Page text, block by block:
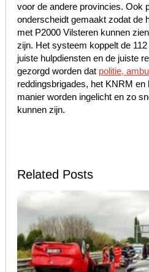
voor de andere provincies. Ook
onderscheidt gemaakt zodat de
met P2000 Vilsteren kunnen
zijn. Het systeem koppelt de
juiste hulpdiensten en de juiste
gezorgd worden dat politie,
reddingsbrigades, het KNRM
manier worden ingelicht en zo
kunnen zijn.
Related Posts